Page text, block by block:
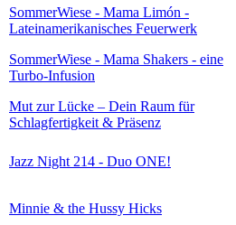
SommerWiese - Mama Limón -
Lateinamerikanisches Feuerwerk
SommerWiese - Mama Shakers - eine
Turbo-Infusion
Mut zur Lücke – Dein Raum für
Schlagfertigkeit & Präsenz
Jazz Night 214 - Duo ONE!
Minnie & the Hussy Hicks